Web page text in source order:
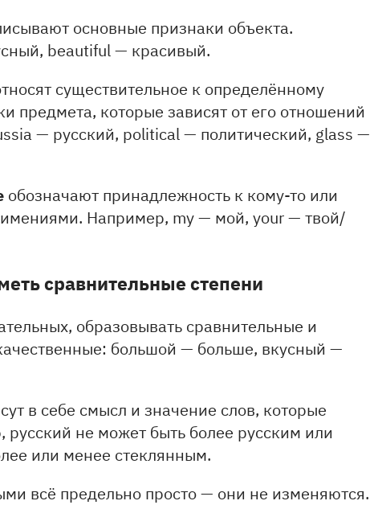
основные признаки объекта.
beautiful — красивый.
существительное к определённому
предмета, которые зависят от его отношений
— русский, political — политический, glass —
обозначают принадлежность к кому-то или
Например, my — мой, your — твой/
сравнительные степени
образовывать сравнительные и
большой — больше, вкусный —
в себе смысл и значение слов, которые
не может быть более русским или
или менее стеклянным.
всё предельно просто — они не изменяются.